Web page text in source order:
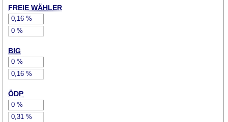
FREIE WÄHLER
0,16 %
0 %
BIG
0 %
0,16 %
ÖDP
0 %
0,31 %